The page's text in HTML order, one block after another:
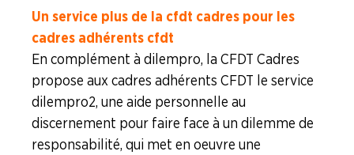
Un service plus de la cfdt cadres pour les
cadres adhérents cfdt
En complément à dilempro, la CFDT Cadres
propose aux cadres adhérents CFDT le service
dilempro2, une aide personnelle au
discernement pour faire face à un dilemme de
responsabilité, qui met en oeuvre une